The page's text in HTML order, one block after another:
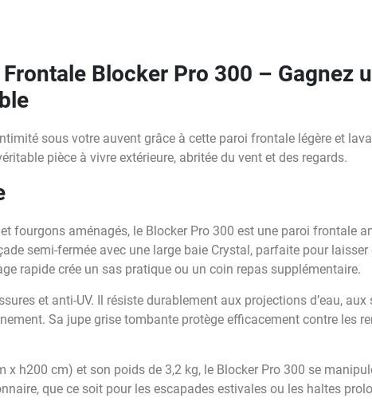
Blocker Pro 300 – Gagnez
sous votre auvent grâce à cette paroi frontale légère et
pièce à vivre extérieure, abritée du vent et des regards.
fourgons aménagés, le Blocker Pro 300 est une paroi frontale
semi-fermée avec une large baie Crystal, parfaite pour
rapide crée un sas pratique ou un coin repas supplémentaire.
et anti-UV. Il résiste durablement aux projections d’eau, aux
Sa jupe grise tombante protège efficacement contre les
h200 cm) et son poids de 3,2 kg, le Blocker Pro 300 se
que ce soit pour les escapades estivales ou les haltes